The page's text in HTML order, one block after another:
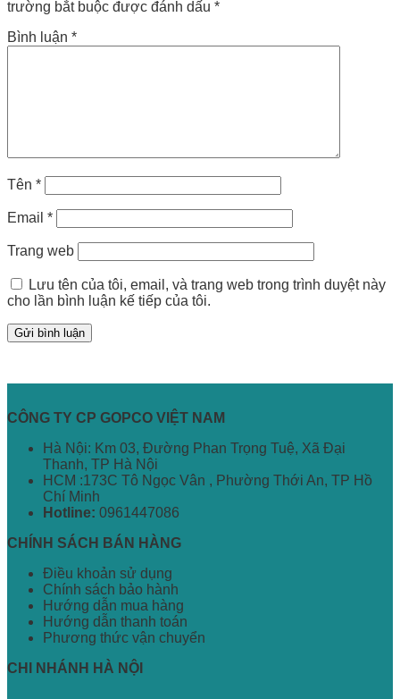
trường bắt buộc được đánh dấu *
Bình luận *
Tên *
Email *
Trang web
Lưu tên của tôi, email, và trang web trong trình duyệt này
cho lần bình luận kế tiếp của tôi.
CÔNG TY CP GOPCO VIỆT NAM
Hà Nội: Km 03, Đường Phan Trọng Tuệ, Xã Đại
Thanh, TP Hà Nội
HCM :173C Tô Ngọc Vân , Phường Thới An, TP Hồ
Chí Minh
Hotline: 0961447086
CHÍNH SÁCH BÁN HÀNG
Điều khoản sử dụng
Chính sách bảo hành
Hướng dẫn mua hàng
Hướng dẫn thanh toán
Phương thức vận chuyển
CHI NHÁNH HÀ NỘI